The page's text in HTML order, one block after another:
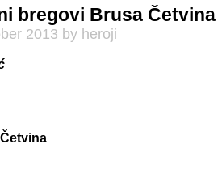
bregovi Brusa Četvina
2013 by heroji